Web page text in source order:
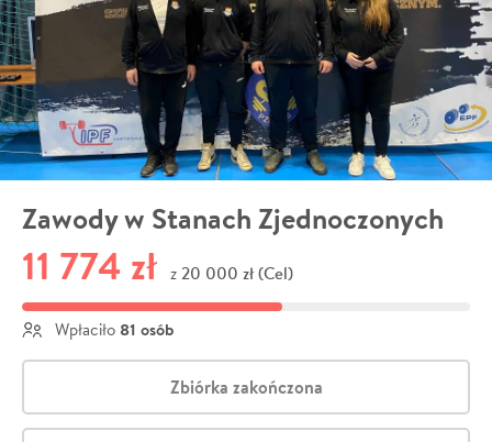
Zawody w Stanach Zjednoczonych
11 774 zł z 20 000 zł (Cel)
Wpłaciło 81 osób
Zbiórka zakończona